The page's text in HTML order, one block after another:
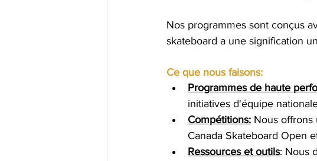
Nos programmes sont conçus
skateboard a une signification
Ce que nous faisons:
Programmes de haute
initiatives d'équipe
Compétitions: Nous offrons
Canada Skateboard Open
Ressources et outils: Nous